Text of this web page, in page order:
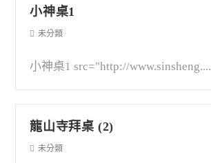
小神桌1
未分類
小神桌1 src="http://www.sinsheng....
龍山寺拜桌 (2)
未分類